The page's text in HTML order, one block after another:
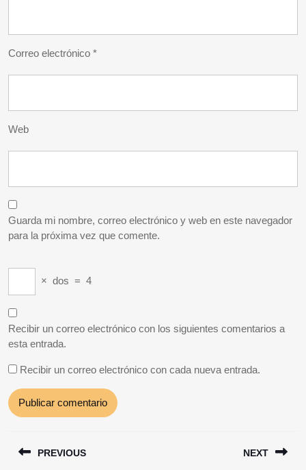
Correo electrónico *
Web
Guarda mi nombre, correo electrónico y web en este navegador
para la próxima vez que comente.
× dos = 4
Recibir un correo electrónico con los siguientes comentarios a
esta entrada.
Recibir un correo electrónico con cada nueva entrada.
de
PREVIOUS NEXT